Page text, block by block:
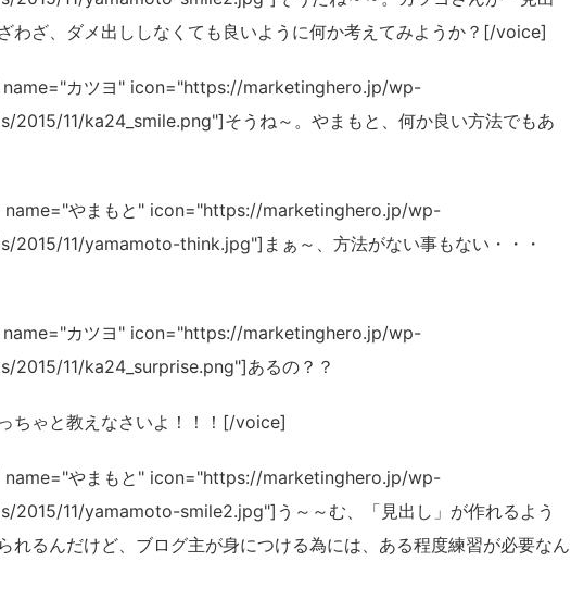
わざ、ダメ出ししなくても良いように何か考えてみようか？[/voice]
カツヨ" icon="https://marketinghero.jp/wp-
2015/11/ka24_smile.png"]そうね～。やまもと、何か良い方法でもあ
やまもと" icon="https://marketinghero.jp/wp-
2015/11/yamamoto-think.jpg"]まぁ～、方法がない事もない・・・
カツヨ" icon="https://marketinghero.jp/wp-
2015/11/ka24_surprise.png"]あるの？？
ちゃと教えなさいよ！！！[/voice]
やまもと" icon="https://marketinghero.jp/wp-
2015/11/yamamoto-smile2.jpg"]う～～む、「見出し」が作れるよう
れるんだけど、ブログ主が身につける為には、ある程度練習が必要なん